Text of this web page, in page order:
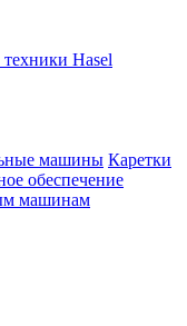
Hasel
машины Каретки
обеспечение
машинам